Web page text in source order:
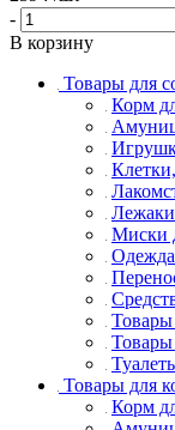
-
В корзину
Товары для
Корм
Лежаки
Миски
Одежда
Товары
Товары для
Корм